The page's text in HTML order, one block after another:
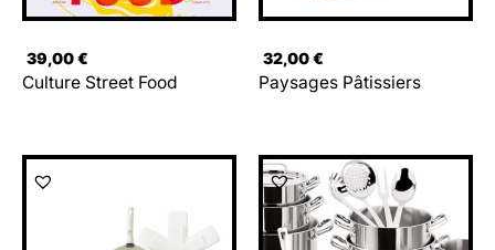
39,00€
Culture Street Food
32,00€
Paysages Pâtissiers
Le
prix
initial
était :
489,00 €.
Le
prix
actuel
est :
277,55 €.